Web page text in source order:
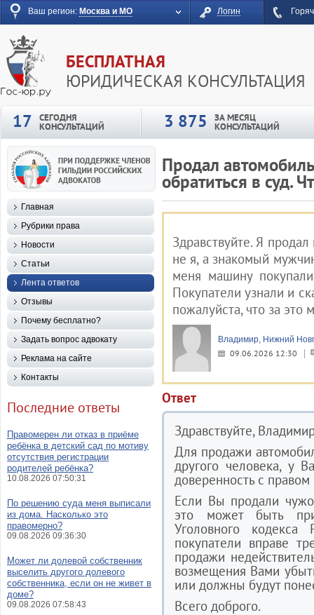
Ваш регион: Москва и МО Логин
БЕСПЛАТНАЯ
ЮРИДИЧЕСКАЯ КОНСУЛЬТАЦИЯ
17
СЕГОДНЯ
КОНСУЛЬТАЦИЙ 3 875 ЗА МЕСЯЦ
КОНСУЛЬТАЦИЙ
Продал
обратиться в суд.
Здравствуйте. Я
не я, а знакомый
меня машину
Покупатели узнали и
пожалуйста, что за это
Владимир, Нижний
09.06.2026 12:30
Ответ
Здравствуйте,
Для продажи
другого человека, у
доверенность с
Если Вы продали
это может быть
Уголовного
покупатели вправе
продажи
возмещения Вами
или должны будут
Всего доброго.
Главная
Рубрики права
Новости
Статьи
Лента ответов
Отзывы
Почему бесплатно?
Задать вопрос адвокату
Реклама на сайте
Контакты
Последние ответы
Правомерен ли отказ в приёме
ребёнка в детский сад по мотиву
отсутствия регистрации
родителей ребёнка?
10.08.2026 07:50:31
По решению суда меня выписали
из дома. Насколько это
правомерно?
09.08.2026 09:36:30
Может ли долевой собственник
выселить другого долевого
собственника, если он не живет в
доме?
09.08.2026 07:58:43